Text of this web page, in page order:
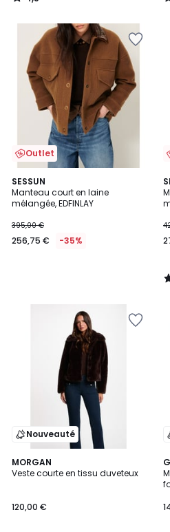
/
/
Outlet
SESSUN
Manteau court en laine
mélangée, EDFINLAY
395,00 €
256,75 € -35%
/
Nouveauté
MORGAN
Veste courte en tissu duveteux
120,00 €